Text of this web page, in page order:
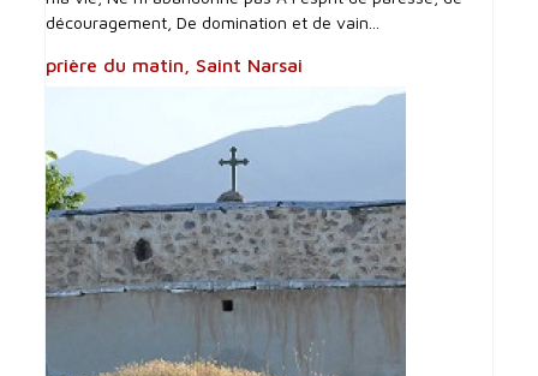
découragement, De domination et de vain...
prière du matin, Saint Narsai